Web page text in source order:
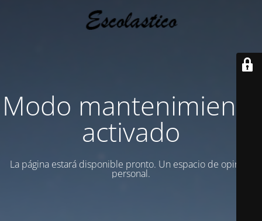
Modo mantenimiento
activado
La página estará disponible pronto. Un espacio de opinion
personal.